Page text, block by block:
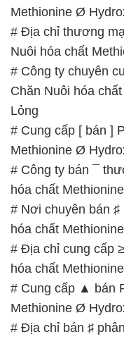
Methionine Ø
# Địa chỉ thương
Nuôi hóa chất
# Công ty chuyên
Chăn Nuôi hóa
Lỏng
# Cung cấp [ bán ]
Methionine Ø
# Công ty bán ¯
hóa chất
# Nơi chuyên bán ♯
hóa chất
# Địa chỉ cung cấp
hóa chất
# Cung cấp ▲ bán
Methionine Ø
# Địa chỉ bán ♯